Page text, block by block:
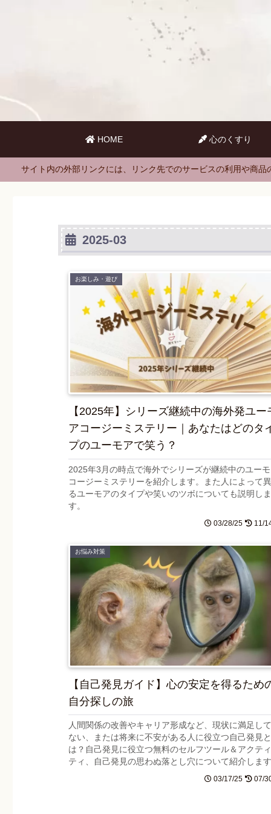
HOME 心のくすり
サイト内の外部リンクには、リンク先でのサービスの利用や商
2025-03
お楽しみ・遊び
【2025年】シリーズ継続中の海外発ユー
アコージーミステリー｜あなたはどのタ
プのユーモアで笑う？
2025年3月の時点で海外でシリーズが継続中のユー
コージーミステリーを紹介します。また人によって
るユーモアのタイプや笑いのツボについても説明しま
す。
03/28/25 11/
お悩み対策
【自己発見ガイド】心の安定を得るため
自分探しの旅
人間関係の改善やキャリア形成など、現状に満足し
ない、または将来に不安がある人に役立つ自己発見と
は？自己発見に役立つ無料のセルフツール＆アクテ
ティ、自己発見の思わぬ落とし穴について紹介しま
03/17/25 07/